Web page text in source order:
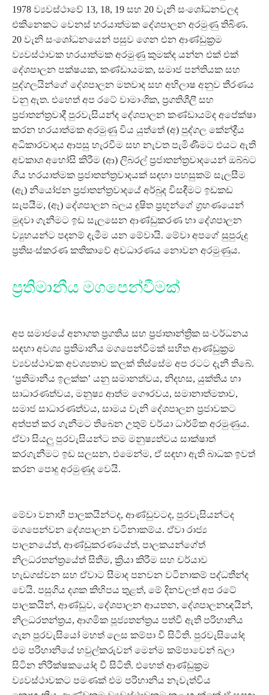
1978 ව්‍යවස්ථාවේ 13, 18, 19 සහ 20 වැනි සංශෝධනවලද
එකිනෙකට වෙනස් හරයාත්මක දේශපාලන අරමුණු තිබිණ.
20 වැනි සංශෝධනයෙන් පසුව ගෙන එන ආණ්ඩුක්‍රම
ව්‍යවස්ථාවක හරයාත්මක අරමුණු කුමක්ද යන්න එක් එක්
දේශපාලන පක්ෂයක, කණ්ඩායමක, සමාජ පන්තියක සහ
පුද්ගලයින්ගේ දේශපාලන මතවාද සහ අභිලාෂ අනුව තීරණය
වනු ඇත. එහෙත් අප රටේ වාමාංශික, ප්‍රගතිශීලී සහ
ප්‍රජාතන්ත්‍රවාදී පුරවැසියන්ද දේශපාලන කණ්ඩායම්ද අපේක්ෂා
කරන හරයාත්මක අරමුණු විය යුත්තේ (අ) පුද්ගල කේන්ද්‍රීය
අධිකාරවාදය ආපසු හැරවීම සහ නැවත පැමිණීමට එයට ඇති
අවකාශ අහෝසි කිරීම (ආ) ලිබරල් ප්‍රජාතන්ත්‍රවාදයෙන් ඔබ්බට
ගිය හරයාත්මක ප්‍රජාතන්ත්‍රවාදයක් සඳහා පහසුකම් සැලසීම
(ඇ) නියෝජන ප්‍රජාතන්ත්‍රවාදයේ අර්බුද විසඳීමට ඉඩකඩ
සැපයීම, (ඈ) දේශපාලන බලය දූෂිත ප්‍රභූන්ගේ ග්‍රහණයෙන්
මුදවා ගැනීමට ඉඩ සැලසෙන ආණ්ඩුකරණ හා දේශපාලන
ව්‍යුහයන්ට පදනම් දැමීම යන මේවායි. මේවා අපගේ සුපුරුදු
ප්‍රතිසංස්කරණ කතිකාවේ අවධාරණය නොවන අරමුණුය.
ප්‍රතිමානීය මගපෙන්වීමක්
අප සමාජයේ අනාගත ප්‍රගතිය සහ ප්‍රජාතාන්ත්‍රික සංවර්ධනය
සඳහා අවශ්‍ය ප්‍රතිමානීය මගපෙන්වීමක් සහිත ආණ්ඩුක්‍රම
ව්‍යවස්ථාවක අවශ්‍යතාව කලක් තිස්සේම අප රටට දැනී තිබේ.
‘ප්‍රතිමානීය ඉලක්ක’ යනු සමානත්වය, නිදහස, යුක්තිය හා
සාධාරණත්වය, මනුෂ්‍ය ආත්ම ගෞරවය, සමානාත්මතාව,
සමාජ සාධාරණත්වය, සාමය වැනි දේශපාලන ප්‍රජාවකට
අත්පත් කර ගැනීමට තිබෙන උතුම් චර්යා ධාර්මික අරමුණුය.
ඒවා සියලු පුරවැසියන්ට තම මනුෂ්‍යත්වය සාක්ෂාත්
කරගැනීමට ඉඩ සලසන, එමෙන්ම, ඒ සඳහා ඇති බාධක ඉවත්
කරන පොදු අරමුණුද වෙයි.
මේවා වනාහී පාලකයින්ටද, ආණ්ඩුවටද, පුරවැසියන්ටද
මගපෙන්වන දේශපාලන වටිනාකම්ය. ඒවා රාජ්‍ය
පාලනයේත්, ආණ්ඩුකරණයේත්, පාලකයන්ගේත්
නිලධරතන්ත්‍රයේත් සිතීම, ක්‍රියා කිරීම සහ චර්යාව
හැඩගස්වන සහ ඒවාට සීමාද පනවන වටිනාකම් පද්ධතීන්ද
වෙයි. පසුගිය දශක කිහිපය තුළත්, මේ දිනවලත් අප රටේ
පාලකයින්, ආණ්ඩුව, දේශපාලන ආයතන, දේශපාලනඥයින්,
නිලධරතන්ත්‍රය, ආගමික පූජ්‍යතන්ත්‍රය පත්වී ඇති පරිහානිය
ගැන පුරවැසියෝ මහත් ලෙස කම්පා වී සිටිති. පුරවැසියෝද
එම පරිහානියේ හවුල්කරුවන් මෙන්ම කම්පාවෙන් බලා
සිටින නිරීක්ෂකයෝද වී සිටිති. එහෙත් ආණ්ඩුක්‍රම
ව්‍යවස්ථාවකට පමණක් එම පරිහානිය නැවැත්විය